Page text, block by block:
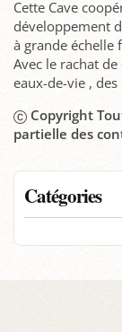
Catégories
Cette Cave
développement
à grande échelle
Avec le rachat
eaux-de-vie ,
Copyright
partielle des